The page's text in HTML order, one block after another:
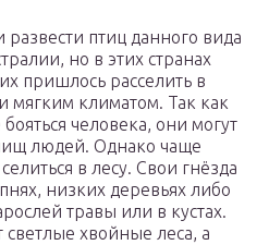
птиц данного вида
но в этих странах
пришлось расселить в
мягким климатом. Так как
человека, они могут
людей. Однако чаще
в лесу. Свои гнёзда
низких деревьях либо
травы или в кустах.
хвойные леса, а